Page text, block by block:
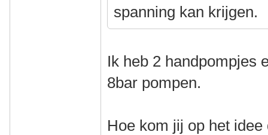
spanning kan krijgen.
Ik heb 2 handpompjes
8bar pompen.
Hoe kom jij op het